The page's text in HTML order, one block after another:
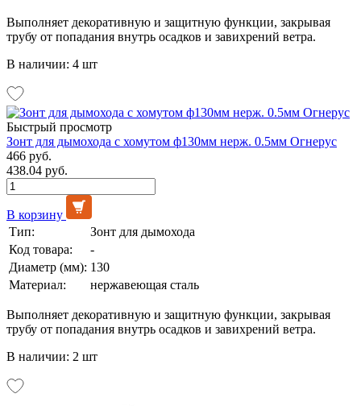
Выполняет декоративную и защитную функции, закрывая
трубу от попадания внутрь осадков и завихрений ветра.
В наличии: 4 шт
Быстрый просмотр
Зонт для дымохода с хомутом ф130мм нерж. 0.5мм Огнерус
466 руб.
438.04 руб.
В корзину
Тип:
Зонт для дымохода
Код товара:
-
Диаметр (мм): 130
Материал:
нержавеющая сталь
Выполняет декоративную и защитную функции, закрывая
трубу от попадания внутрь осадков и завихрений ветра.
В наличии: 2 шт